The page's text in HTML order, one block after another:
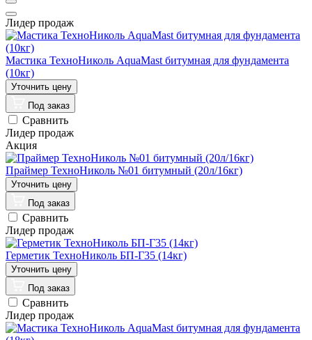
Лидер продаж
Мастика ТехноНиколь AquaMast битумная для фундамента
(10кг)
Под заказ
Сравнить
Лидер продаж
Акция
Праймер ТехноНиколь №01 битумный (20л/16кг)
Под заказ
Сравнить
Лидер продаж
Герметик ТехноНиколь БП-Г35 (14кг)
Под заказ
Сравнить
Лидер продаж